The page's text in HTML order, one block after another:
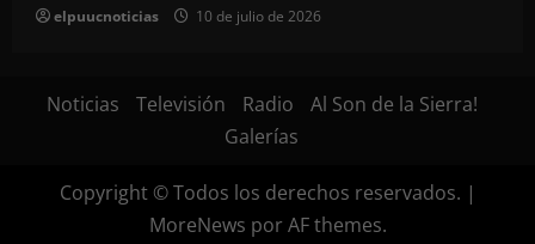
elpuucnoticias 10 de julio de 2026
Noticias Televisión Radio
Al Son de la Sierra!
Galerías
Copyright © Todos los derechos reservados. |
MoreNews por AF themes.